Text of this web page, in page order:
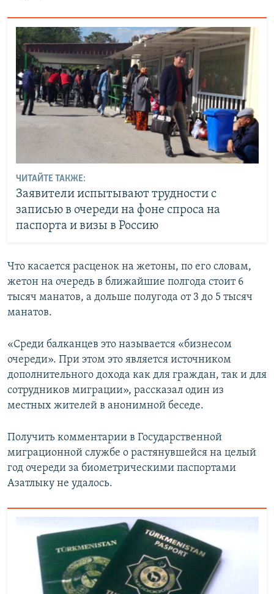
ЧИТАЙТЕ ТАКЖЕ:
Заявители испытывают трудности с
записью в очереди на фоне спроса на
паспорта и визы в Россию
Что касается расценок на жетоны, по его словам,
жетон на очередь в ближайшие полгода стоит 6
тысяч манатов, а дольше полугода от 3 до 5 тысяч
манатов.
«Среди балканцев это называется «бизнесом
очереди». При этом это является источником
дополнительного дохода как для граждан, так и для
сотрудников миграции», рассказал один из
местных жителей в анонимной беседе.
Получить комментарии в Государственной
миграционной службе о растянувшейся на целый
год очереди за биометрическими паспортами
Азатлыку не удалось.